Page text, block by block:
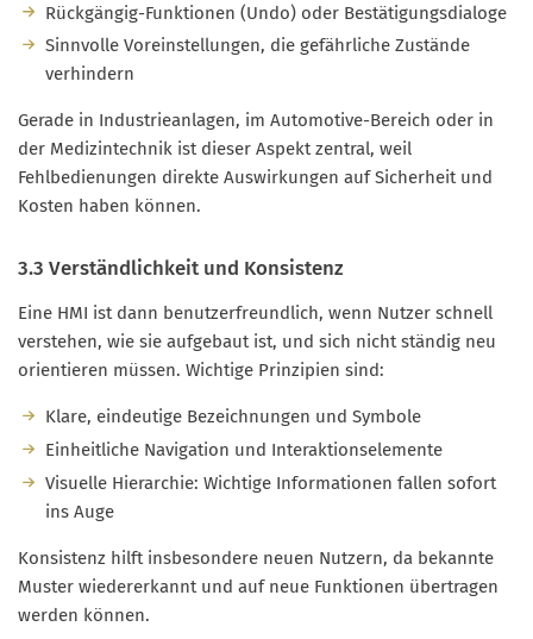
Rückgängig-Funktionen (Undo) oder Bestätigungsdialoge
Sinnvolle Voreinstellungen, die gefährliche Zustände
verhindern
Gerade in Industrieanlagen, im Automotive-Bereich oder in
der Medizintechnik ist dieser Aspekt zentral, weil
Fehlbedienungen direkte Auswirkungen auf Sicherheit und
Kosten haben können.
3.3 Verständlichkeit und Konsistenz
Eine HMI ist dann benutzerfreundlich, wenn Nutzer schnell
verstehen, wie sie aufgebaut ist, und sich nicht ständig neu
orientieren müssen. Wichtige Prinzipien sind:
Klare, eindeutige Bezeichnungen und Symbole
Einheitliche Navigation und Interaktionselemente
Visuelle Hierarchie: Wichtige Informationen fallen sofort
ins Auge
Konsistenz hilft insbesondere neuen Nutzern, da bekannte
Muster wiedererkannt und auf neue Funktionen übertragen
werden können.